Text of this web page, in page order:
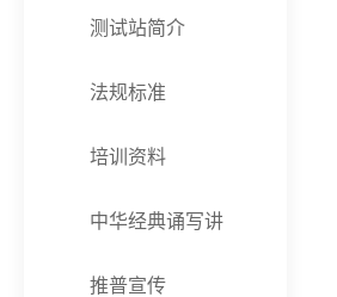
测试站简介
法规标准
培训资料
中华经典诵写讲
推普宣传